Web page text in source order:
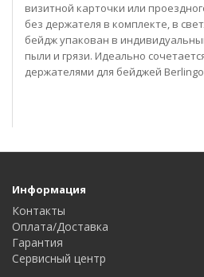
визитной карточки или
без держателя в комплекте, в
бейдж упакован в
пыли и грязи. Идеально
держателями для бейджей
Информация
Контакты
Оплата/Доставка
Гарантия
Сервисный центр